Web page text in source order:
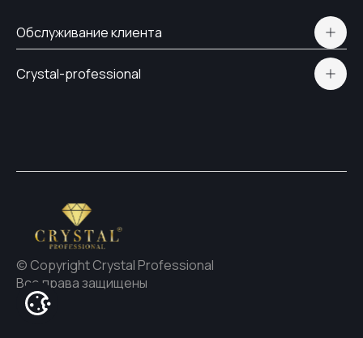
Обслуживание клиента
Доставка и оплата
Crystal-professional
© Copyright Crystal Professional
Все права защищены